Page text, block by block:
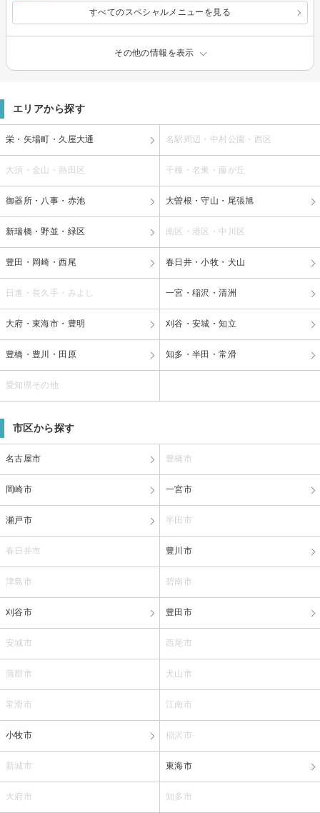
すべてのスペシャルメニューを見る
その他の情報を表示
エリアから探す
栄・矢場町・久屋大通 名駅周辺・中村公園・西区
大須・金山・熱田区 千種・名東・藤が丘
御器所・八事・赤池 大曽根・守山・尾張旭
新瑞橋・野並・緑区 南区・港区・中川区
豊田・岡崎・西尾 春日井・小牧・犬山
日進・長久手・みよし 一宮・稲沢・清洲
大府・東海市・豊明 刈谷・安城・知立
豊橋・豊川・田原 知多・半田・常滑
愛知県その他
市区から探す
名古屋市 豊橋市
岡崎市 一宮市
瀬戸市 半田市
春日井市 豊川市
津島市 碧南市
刈谷市 豊田市
安城市 西尾市
蒲郡市 犬山市
常滑市 江南市
小牧市 稲沢市
新城市 東海市
大府市 知多市